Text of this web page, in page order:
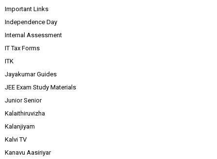
Important Links
Independence Day
Internal Assessment
IT Tax Forms
ITK
Jayakumar Guides
JEE Exam Study Materials
Junior Senior
Kalaithiruvizha
Kalanjiyam
Kalvi TV
Kanavu Aasiriyar